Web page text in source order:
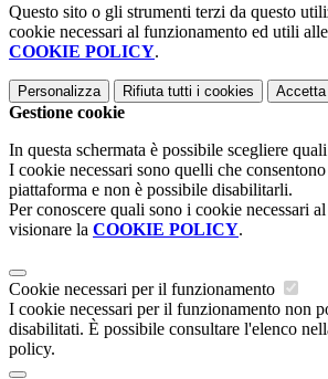
Questo sito o gli strumenti terzi da questo
cookie necessari al funzionamento ed utili
COOKIE POLICY.
Personalizza Rifiuta tutti i cookies
Gestione cookie
In questa schermata è possibile scegliere
I cookie necessari sono quelli che
piattaforma e non è possibile disabilitarli.
Per conoscere quali sono i cookie necessari
visionare la COOKIE POLICY.
Cookie necessari per il funzionamento
I cookie necessari per il funzionamento non
disabilitati. È possibile consultare l'elenco
policy.